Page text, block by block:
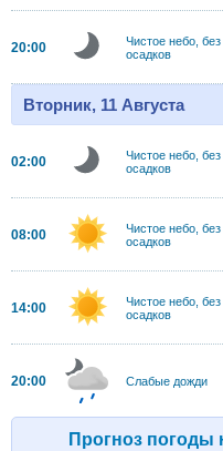
20:00
Чистое небо, без
осадков
Вторник, 11 Августа
02:00
Чистое небо, без
осадков
08:00
Чистое небо, без
осадков
14:00
Чистое небо, без
осадков
20:00 Слабые дожди
Прогноз погоды